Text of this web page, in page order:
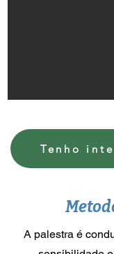
Tenho
A palestra é